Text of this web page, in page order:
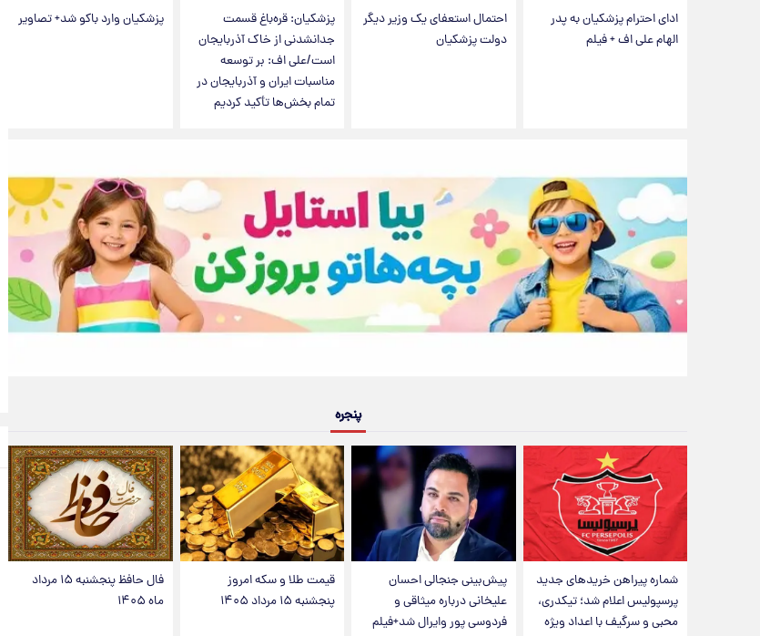
ادای احترام پزشکیان به پدر
الهام علی اف + فیلم
احتمال استعفای یک وزیر دیگر
دولت پزشکیان
پزشکیان: قره‌باغ قسمت
جدانشدنی از خاک آذربایجان
است/علی اف: بر توسعه
مناسبات ایران و آذربایجان در
تمام بخش‌ها تأکید کردیم
پزشکیان وارد باکو شد+ تصاویر
پنجره
شماره پیراهن خریدهای جدید
پرسپولیس اعلام شد؛ تیکدری،
محبی و سرگیف با اعداد ویژه
پیش‌بینی جنجالی احسان
علیخانی درباره میثاقی و
فردوسی پور وایرال شد+فیلم
قیمت طلا و سکه امروز
پنجشنبه ۱۵ مرداد ۱۴۰۵
فال حافظ پنجشنبه ۱۵ مرداد
ماه ۱۴۰۵